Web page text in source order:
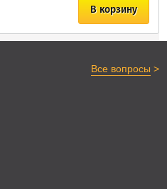
В корзину
Все вопросы >